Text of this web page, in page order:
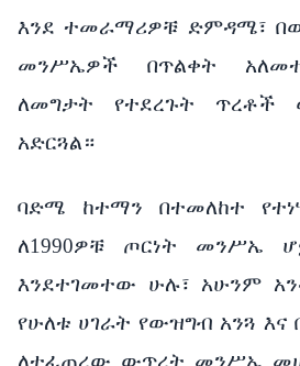
እንደ ተመራማሪዎቹ ድምዳሜ፣
መንሥኤዎች በጥልቀት
ለመግታት የተደረጉት ጥረቶች
አድርጓል።
ባድሜ ከተማን በተመለከተ
ለ1990ዎቹ ጦርነት መንሥኤ
እንደተገመተው ሁሉ፣ አሁንም
የሁለቱ ሀገራት የውዝግብ አንጓ እና
ለተፈጠረው ውጥረት መንሥኤ